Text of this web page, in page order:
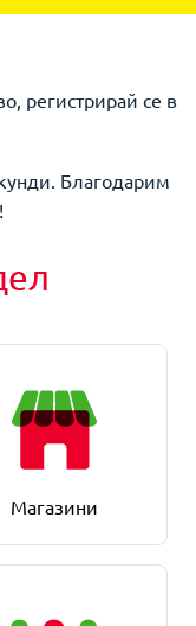
регистрирай се в
Благодарим
Магазини